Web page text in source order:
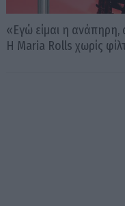
«Εγώ είμαι η ανάπηρη,
Η Maria Rolls χωρίς